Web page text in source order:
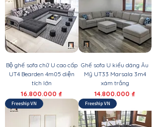
Bộ ghế sofa chữ U cao cấp
UT4 Bearden 4m05 diện
tích lớn
Giá
16.800.000 ₫
Ghế sofa U kiểu dáng Âu
Mỹ UT33 Marsala 3m4
xám trắng
Giá
14.800.000 ₫
Freeship VN Freeship VN